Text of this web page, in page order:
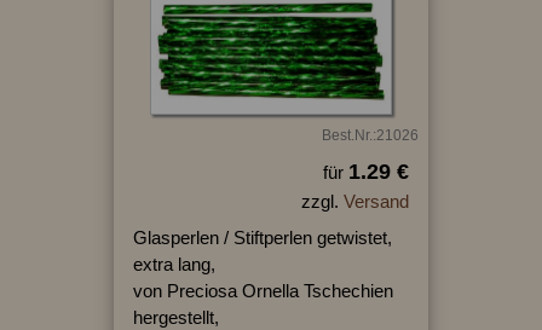
Best.Nr.:21026
für 1.29 €
zzgl. Versand
Glasperlen / Stiftperlen getwistet,
extra lang,
von Preciosa Ornella Tschechien
hergestellt,